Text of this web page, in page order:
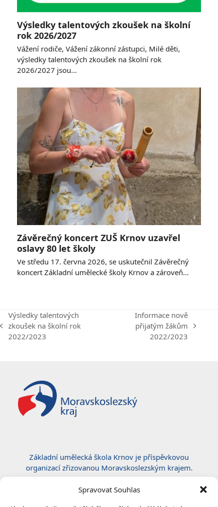
Spravovat Souhlas
Výsledky talentových zkoušek na školní
rok 2026/2027
Vážení rodiče, Vážení zákonní zástupci, Milé děti,
výsledky talentových zkoušek na školní rok
2026/2027 jsou…
Závěrečný koncert ZUŠ Krnov uzavřel
oslavy 80 let školy
Ve středu 17. června 2026, se uskutečnil Závěrečný
koncert Základní umělecké školy Krnov a zároveň…
previous
post:
Výsledky talentových
zkoušek na školní rok
2022/2023
Informace nově
přijatým žákům
2022/2023
Základní umělecká škola Krnov je příspěvkovou
organizací zřizovanou Moravskoslezským krajem.
Certifikace ČSN EN ISO 50001:2019